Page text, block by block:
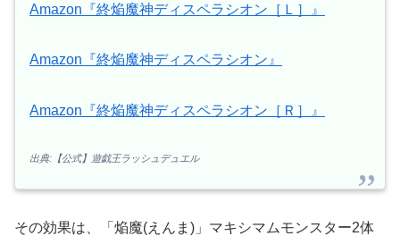
Amazon『終焔魔神ディスペラシオン［Ｌ］』
Amazon『終焔魔神ディスペラシオン』
Amazon『終焔魔神ディスペラシオン［Ｒ］』
出典:【公式】遊戯王ラッシュデュエル
その効果は、「焔魔(えんま)」マキシマムモンスター2体